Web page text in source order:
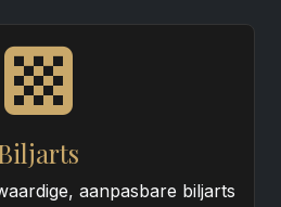
aanpasbare biljarts